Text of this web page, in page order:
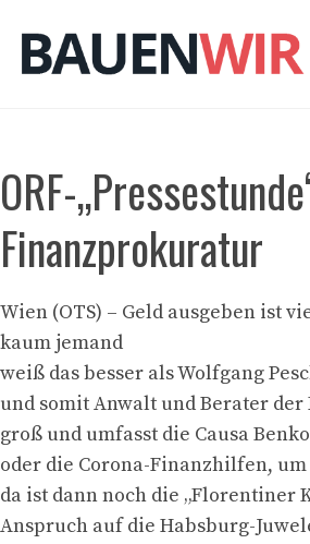
Inhalt
springen
ORF-
Finanzprokuratur
Wien (OTS) – Geld ausgeben ist
kaum jemand
weiß das besser als Wolfgang
und somit Anwalt und Berater
groß und umfasst die Causa
oder die Corona-Finanzhilfen,
da ist dann noch die „Florentiner
Anspruch auf die Habsburg-